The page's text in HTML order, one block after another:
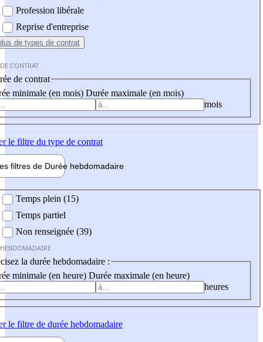
Profession libérale
Reprise d'entreprise
de types de contrat
CONTRAT
de contrat
minimale (en mois) Durée maximale (en mois)
mois
le filtre du type de contrat
filtres de Durée hebdomadaire
Temps plein (15)
Temps partiel
Non renseignée (39)
la durée hebdomadaire :
minimale (en heure) Durée maximale (en heure)
heures
le filtre de durée hebdomadaire